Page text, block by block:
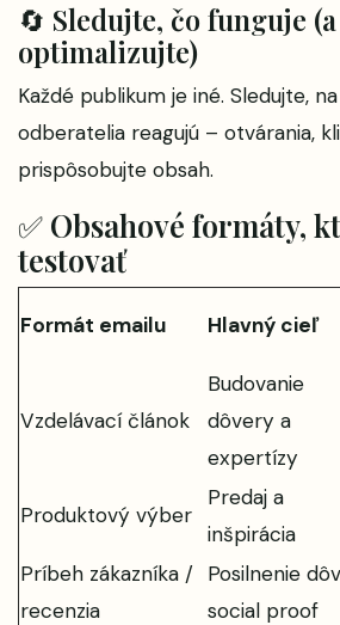
🔄 Sledujte, čo funguje (a
optimalizujte)
Každé publikum je iné. Sledujte,
odberatelia reagujú – otvárania,
prispôsobujte obsah.
✅ Obsahové formáty,
testovať
Formát emailu Hlavný cieľ
Vzdelávací článok
Budovanie
dôvery a
expertízy
Produktový výber
Predaj a
inšpirácia
Príbeh zákazníka /
recenzia
Posilnenie
social proof